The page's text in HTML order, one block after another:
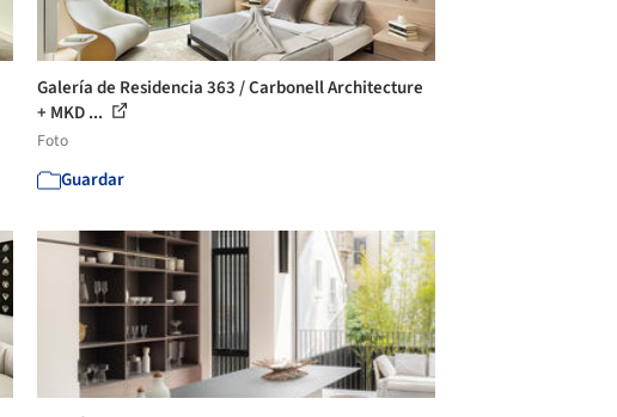
Galería de Residencia 363 / Carbonell Architecture
+ MKD ...
Foto
Guardar